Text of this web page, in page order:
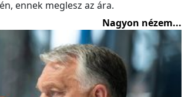
ennek meglesz az ára.
Nagyon nézem...